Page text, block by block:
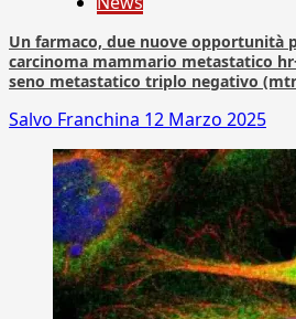
Un farmaco, due nuove opportunità
carcinoma mammario metastatico
seno metastatico triplo negativo
Salvo Franchina 12 Marzo 2025